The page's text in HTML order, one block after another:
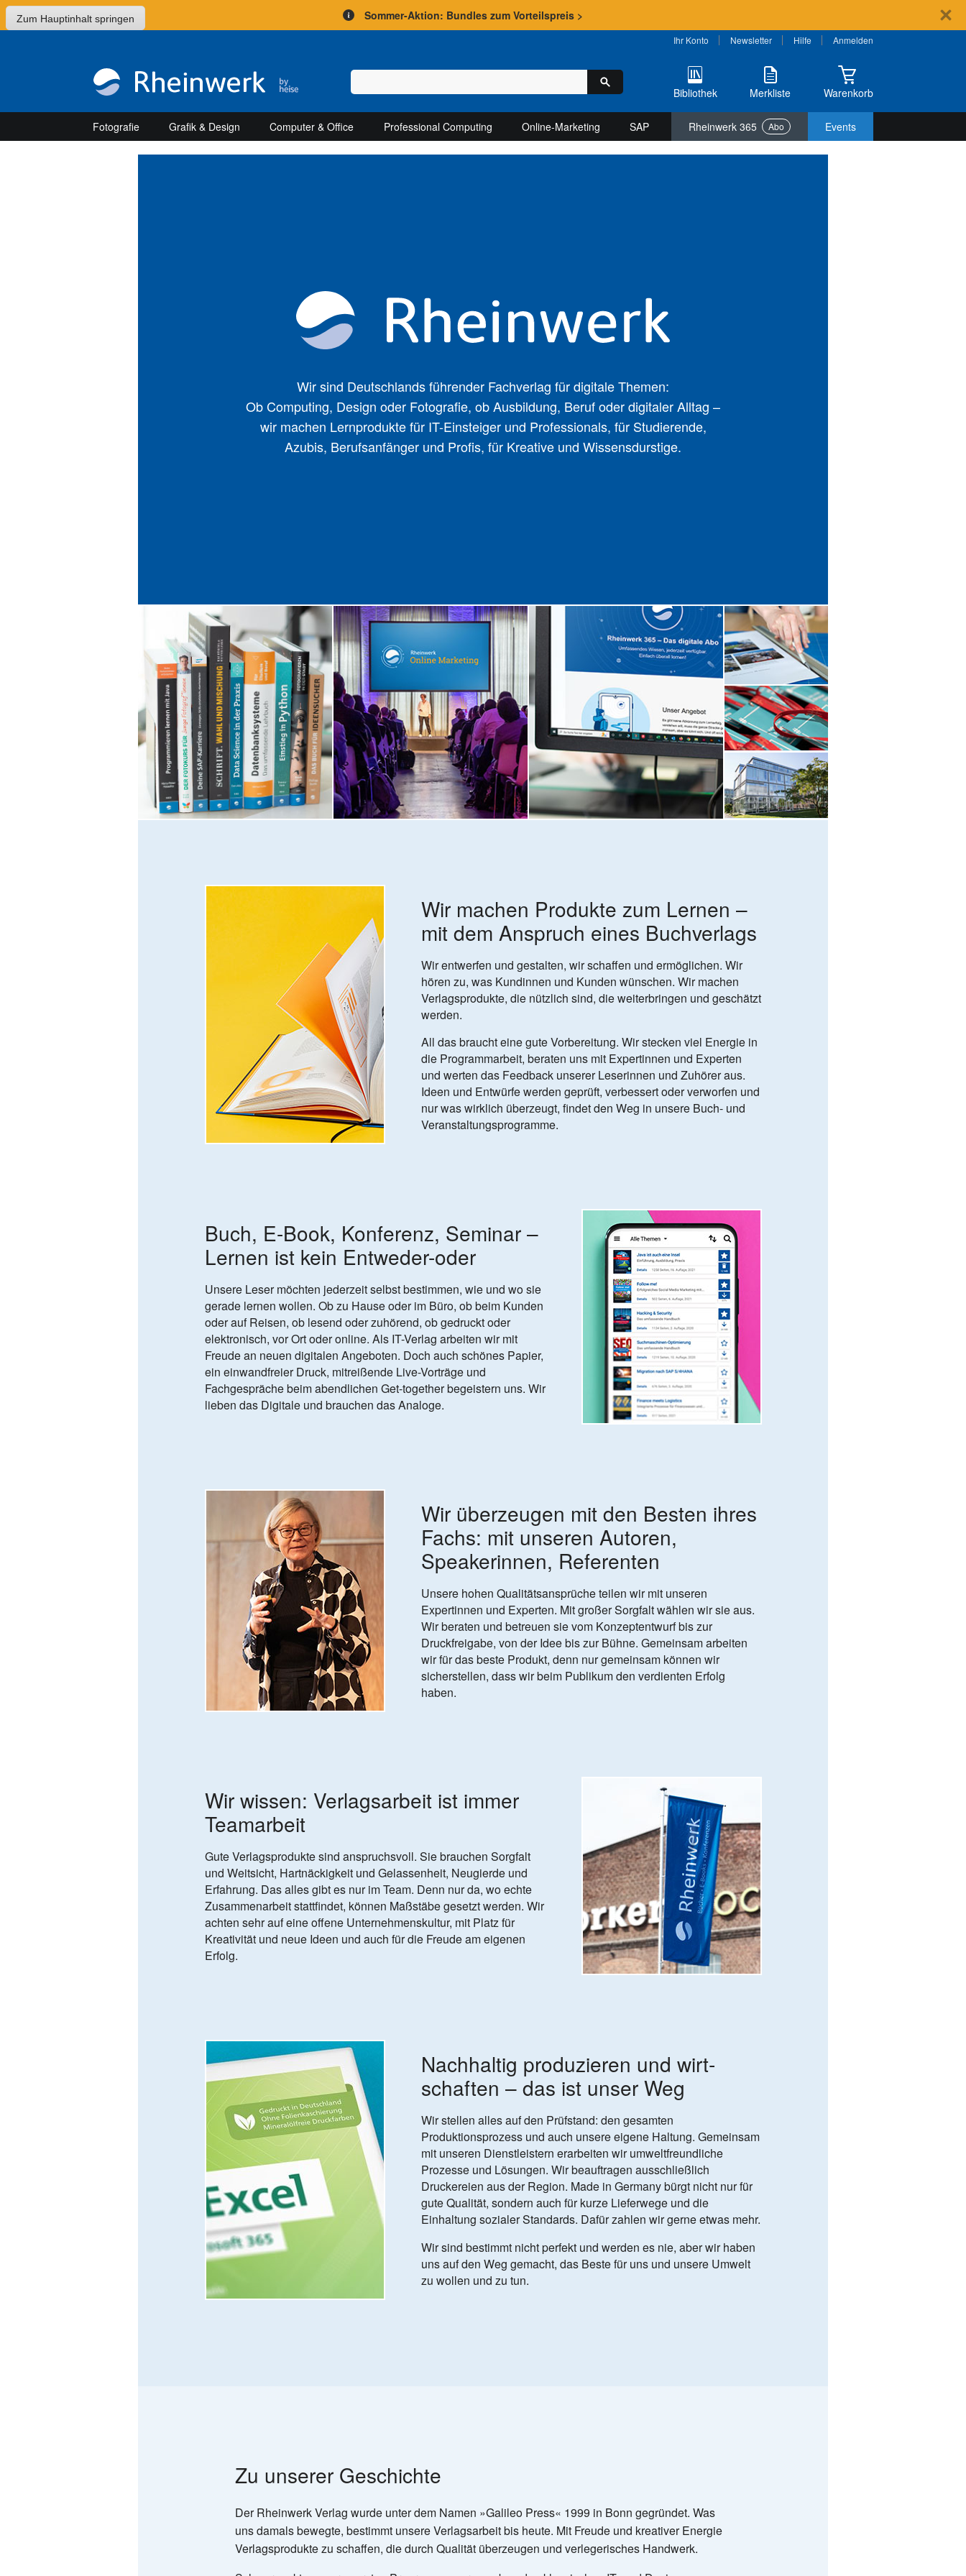
Zum Hauptinhalt springen Sommer-Aktion: Bundles zum Vorteilspreis >
Ihr Konto Newsletter Hilfe Anmelden
Bibliothek Merkliste Warenkorb
Fotografie Grafik & Design Computer & Office Professional Computing Online-Marketing SAP Rheinwerk 365 Abo Events
Wir sind Deutschlands führender Fachverlag für digitale Themen:
Ob Computing, Design oder Fotografie, ob Ausbildung, Beruf oder digitaler Alltag –
wir machen Lernprodukte für IT-Einsteiger und Professionals, für Studierende,
Azubis, Berufsanfänger und Profis, für Kreative und Wissensdurstige.
Wir machen Pro­dukte zum Lernen –
mit dem An­spruch eines Buch­verlags
Wir entwerfen und gestalten, wir schaffen und ermöglichen. Wir
hören zu, was Kundinnen und Kunden wünschen. Wir machen
Verlagsprodukte, die nützlich sind, die weiterbringen und geschätzt
werden.
All das braucht eine gute Vorbereitung. Wir stecken viel Energie in
die Programmarbeit, beraten uns mit Expertinnen und Experten
und werten das Feedback unserer Leserinnen und Zuhörer aus.
Ideen und Entwürfe werden geprüft, verbessert oder verworfen und
nur was wirklich überzeugt, findet den Weg in unsere Buch- und
Veranstaltungsprogramme.
Buch, E-Book, Konferenz, Seminar –
Lernen ist kein Entweder-oder
Unsere Leser möchten jederzeit selbst bestimmen, wie und wo sie
gerade lernen wollen. Ob zu Hause oder im Büro, ob beim Kunden
oder auf Reisen, ob lesend oder zuhörend, ob gedruckt oder
elektronisch, vor Ort oder online. Als IT-Verlag arbeiten wir mit
Freude an neuen digitalen Angeboten. Doch auch schönes Papier,
ein einwandfreier Druck, mitreißende Live-Vorträge und
Fachgespräche beim abendlichen Get-together begeistern uns. Wir
lieben das Digitale und brauchen das Analoge.
Wir über­zeugen mit den Besten ihres
Fachs: mit unseren Autoren,
Speaker­innen, Referenten
Unsere hohen Qualitätsansprüche teilen wir mit unseren
Expertinnen und Experten. Mit großer Sorgfalt wählen wir sie aus.
Wir beraten und betreuen sie vom Konzeptentwurf bis zur
Druckfreigabe, von der Idee bis zur Bühne. Gemeinsam arbeiten
wir für das beste Produkt, denn nur gemeinsam können wir
sicherstellen, dass wir beim Publikum den verdienten Erfolg
haben.
Wir wissen: Verlags­arbeit ist immer
Team­arbeit
Gute Verlagsprodukte sind anspruchsvoll. Sie brauchen Sorgfalt
und Weitsicht, Hartnäckigkeit und Gelassenheit, Neugierde und
Erfahrung. Das alles gibt es nur im Team. Denn nur da, wo echte
Zusammenarbeit stattfindet, können Maßstäbe gesetzt werden. Wir
achten sehr auf eine offene Unternehmenskultur, mit Platz für
Kreativität und neue Ideen und auch für die Freude am eigenen
Erfolg.
Nach­haltig pro­du­zieren und wirt­
schaf­ten – das ist unser Weg
Wir stellen alles auf den Prüfstand: den gesamten
Produktionsprozess und auch unsere eigene Haltung. Gemeinsam
mit unseren Dienstleistern erarbeiten wir umweltfreundliche
Prozesse und Lösungen. Wir beauftragen ausschließlich
Druckereien aus der Region. Made in Germany bürgt nicht nur für
gute Qualität, sondern auch für kurze Lieferwege und die
Einhaltung sozialer Standards. Dafür zahlen wir gerne etwas mehr.
Wir sind bestimmt nicht perfekt und werden es nie, aber wir haben
uns auf den Weg gemacht, das Beste für uns und unsere Umwelt
zu wollen und zu tun.
Zu unserer Geschichte
Der Rheinwerk Verlag wurde unter dem Namen »Galileo Press« 1999 in Bonn gegründet. Was
uns damals bewegte, bestimmt unsere Verlagsarbeit bis heute. Mit Freude und kreativer Energie
Verlagsprodukte zu schaffen, die durch Qualität überzeugen und verlegerisches Handwerk.